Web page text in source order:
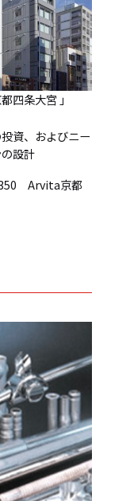
四条大宮 」
資、およびニー
設計
350 Arvita京都